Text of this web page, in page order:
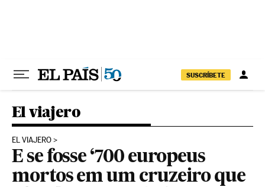
SUSCRÍBETE
El viajero
EL VIAJERO
E se fosse ‘700 europeus
mortos em um cruzeiro que